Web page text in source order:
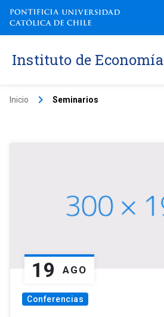
Instituto de Economía
Inicio keyboard_arrow_right Seminarios
19 AGO
Conferencias